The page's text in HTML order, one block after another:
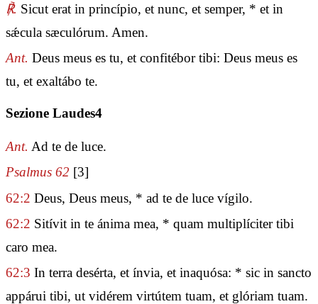
℟. Sicut erat in princípio, et nunc, et semper, * et in
sǽcula sæculórum. Amen.
Ant. Deus meus es tu, et confitébor tibi: Deus meus es
tu, et exaltábo te.
Sezione Laudes4
Ant. Ad te de luce.
Psalmus 62 [3]
62:2 Deus, Deus meus, * ad te de luce vígilo.
62:2 Sitívit in te ánima mea, * quam multiplíciter tibi
caro mea.
62:3 In terra desérta, et ínvia, et inaquósa: * sic in sancto
appárui tibi, ut vidérem virtútem tuam, et glóriam tuam.